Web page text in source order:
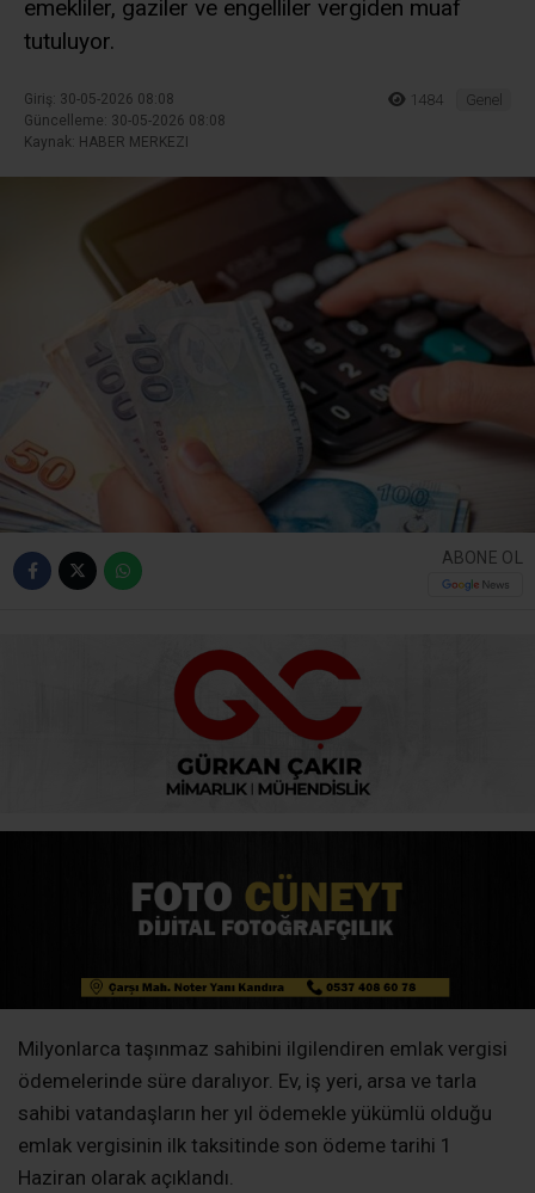
emekliler, gaziler ve engelliler vergiden muaf
tutuluyor.
Giriş: 30-05-2026 08:08
Güncelleme: 30-05-2026 08:08
Kaynak: HABER MERKEZI
1484 Genel
ABONE OL
Milyonlarca taşınmaz sahibini ilgilendiren emlak vergisi
ödemelerinde süre daralıyor. Ev, iş yeri, arsa ve tarla
sahibi vatandaşların her yıl ödemekle yükümlü olduğu
emlak vergisinin ilk taksitinde son ödeme tarihi 1
Haziran olarak açıklandı.